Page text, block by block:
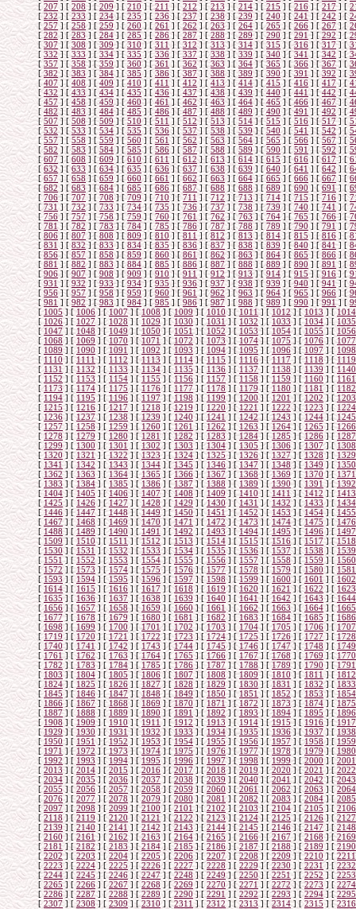
[ 207 ] [ 208] [209 ] [ 210] [211 ] [ 212 ] [213 ] [ 214] [215 ] [216 ] [217] [
[232] [233 ] [ 234] [235] [ 236] [237] [ 238] [239] [ 240] [241 ] [242 ] [
[257 ] [ 258] [ 259 ] [260] [ 261 ] [262 ] [ 263] [ 264 ] [265] [266 ] [ 267] [
[ 282] [283] [284] [285] [ 286] [ 287 ] [288] [289] [290 ] [291 ] [292] [
[ 307] [ 308 ] [309] [310] [ 311] [312] [313] [314 ] [ 315] [316 ] [317] [
[ 332] [ 333 ] [ 334] [ 335 ] [ 336 ] [337 ] [338] [339 ] [ 340 ] [341 ] [342 ] [
[ 357] [ 358] [359] [ 360] [361 ] [ 362] [363 ] [ 364] [365 ] [366 ] [367] [
[382] [383 ] [384] [385] [386] [387] [ 388] [389] [ 390] [391 ] [392] [
[407 ] [ 408 ] [ 409] [410 ] [411 ] [ 412 ] [413] [ 414] [ 415 ] [416 ] [ 417] [
[432 ] [433 ] [ 434 ] [435] [ 436] [ 437 ] [438 ] [ 439] [440] [ 441] [442 ] [
[ 457] [ 458] [459 ] [460] [ 461] [462] [ 463] [464 ] [ 465 ] [466 ] [467] [
[ 482] [ 483 ] [484] [ 485 ] [ 486] [487 ] [488] [489 ] [ 490 ] [491 ] [492 ] [
[507] [ 508] [509 ] [ 510] [511 ] [ 512] [513 ] [ 514] [515] [516 ] [517] [
[532] [ 533 ] [534 ] [535 ] [536] [537] [ 538 ] [539 ] [ 540] [541 ] [ 542] [
[ 557] [ 558] [ 559] [560 ] [ 561] [ 562 ] [563] [564] [565 ] [566 ] [ 567 ] [
[582 ] [583] [ 584 ] [585] [ 586 ] [587 ] [588 ] [ 589] [590] [ 591] [592 ] [
[607] [ 608] [609] [ 610] [ 611] [612] [ 613 ] [614] [615] [616 ] [617] [
[ 632] [ 633 ] [634] [635 ] [ 636] [637] [638] [639 ] [ 640 ] [641 ] [ 642 ] [
[657] [ 658 ] [ 659 ] [660 ] [661] [662] [663 ] [ 664] [ 665] [ 666 ] [ 667 ] [
[ 682 ] [ 683] [684 ] [685 ] [686] [ 687] [688 ] [ 688 ] [689 ] [690 ] [ 691] [
[706] [707 ] [ 708] [709] [ 710] [711 ] [712] [713 ] [ 714 ] [715 ] [716 ] [
[731 ] [ 732] [ 733 ] [734] [ 735 ] [736 ] [ 737] [ 738 ] [739] [740 ] [741 ] [
[756] [757] [758] [759] [ 760] [ 761 ] [762] [763] [764] [ 765] [766] [
[ 781] [782 ] [783] [784] [ 785 ] [786] [787] [788 ] [ 789 ] [790] [791] [
[ 806 ] [ 807 ] [ 808 ] [ 809 ] [810] [811 ] [812 ] [813] [ 814] [ 815 ] [816 ] [
[ 831 ] [ 832] [833 ] [ 834] [835 ] [ 836 ] [837 ] [ 838 ] [839 ] [840 ] [841] [
[856] [857 ] [ 858] [859] [ 860] [861] [ 862] [863] [ 864] [865 ] [866 ] [
[881 ] [ 882] [ 883 ] [884] [ 885 ] [886 ] [ 887] [ 888 ] [889] [890 ] [ 891 ] [
[ 906] [907] [908] [909] [ 910] [ 911 ] [912] [913] [914 ] [915] [916] [
[ 931] [ 932 ] [933] [934] [ 935] [936] [937] [938 ] [ 939 ] [940 ] [941] [
[ 956] [ 957 ] [ 958] [ 959 ] [ 960 ] [961 ] [962] [963 ] [ 964] [965 ] [966 ] [
[ 981 ] [ 982] [983] [ 984] [985 ] [ 986] [987 ] [ 988 ] [989 ] [990 ] [991] [
[1005] [1006] [1007] [1008] [1009] [ 1010] [1011] [1012] [ 1013 ] [1014
[ 1026] [1027 ] [ 1028 ] [1029] [1030] [ 1031] [ 1032] [1033] [1034 ] [ 1035
[1047 ] [ 1048 ] [ 1049 ] [1050] [ 1051] [ 1052 ] [ 1053] [1054 ] [1055] [ 1056
[ 1068] [ 1069 ] [1070] [1071 ] [1072 ] [ 1073] [1074] [1075] [1076 ] [1077
[ 1089] [ 1090] [1091 ] [1092 ] [1093 ] [ 1094] [1095] [ 1096] [1097 ] [1098
[1110 ] [1111] [ 1112 ] [1113] [1114] [1115 ] [1116] [1117] [ 1118] [1119
[1131 ] [ 1132] [1133] [1134] [1135 ] [ 1136] [1137] [ 1138] [1139 ] [1140
[ 1152 ] [1153 ] [ 1154 ] [1155 ] [1156] [1157] [1158] [ 1159] [1160] [ 1161
[1173 ] [ 1174 ] [ 1175 ] [1176] [ 1177] [1178 ] [ 1179] [1180 ] [ 1181] [ 1182
[1194] [1195 ] [1196 ] [1197] [1198] [1199 ] [1200] [1201] [1202] [1203
[ 1215] [ 1216] [1217 ] [ 1218 ] [1219 ] [ 1220] [1221 ] [ 1222] [1223 ] [1224
[1236] [1237] [ 1238 ] [1239 ] [ 1240] [ 1241 ] [1242] [1243 ] [1244 ] [ 1245
[ 1257 ] [ 1258] [ 1259] [ 1260 ] [1261 ] [1262 ] [1263 ] [1264] [1265 ] [1266
[ 1278] [ 1279 ] [1280] [1281] [1282 ] [ 1283] [1284] [1285] [1286 ] [ 1287
[1299] [ 1300] [ 1301 ] [1302] [1303 ] [1304] [ 1305] [1306] [1307] [ 1308
[1320 ] [1321 ] [1322 ] [1323] [ 1324] [1325] [1326] [ 1327] [1328] [1329
[ 1341] [ 1342 ] [1343] [1344 ] [1345 ] [ 1346] [1347] [ 1348] [1349 ] [1350
[ 1362] [1363] [1364 ] [1365 ] [ 1366] [ 1367] [ 1368] [1369 ] [1370 ] [ 1371
[ 1383 ] [1384] [ 1385 ] [1386 ] [1387] [1388 ] [ 1389 ] [1390] [ 1391 ] [1392
[1404] [ 1405 ] [1406] [1407] [1408] [ 1409] [1410] [1411] [1412 ] [ 1413
[1425] [ 1426 ] [ 1427 ] [1428] [1429 ] [1430] [ 1431 ] [ 1432] [1433] [ 1434
[ 1446 ] [1447 ] [1448 ] [1449 ] [1450] [1451] [1452] [ 1453] [1454] [ 1455
[ 1467] [ 1468 ] [1469] [1470 ] [1471 ] [ 1472] [1473] [1474] [1475 ] [1476
[ 1488] [ 1489 ] [1490 ] [1491 ] [1492 ] [ 1493] [1494] [1495] [1496 ] [ 1497
[ 1509] [1510] [ 1511 ] [1512 ] [1513 ] [1514 ] [1515 ] [1516] [ 1517] [1518
[1530] [1531 ] [1532] [1533] [1534] [ 1535] [1536] [1537] [ 1538 ] [1539
[ 1551 ] [1552 ] [ 1553 ] [1554] [1555] [ 1556] [ 1557] [1558] [1559 ] [ 1560
[1572 ] [ 1573 ] [ 1574] [1575] [ 1576] [ 1577 ] [ 1578] [1579 ] [1580] [ 1581
[ 1593] [ 1594] [1595] [1596 ] [1597 ] [ 1598] [1599] [1600] [1601 ] [1602
[ 1614] [ 1615] [1616 ] [1617 ] [1618 ] [ 1619] [1620] [ 1621] [1622 ] [1623
[1635 ] [1636] [ 1637 ] [1638] [1639] [1640 ] [1641] [1642] [ 1643] [1644
[1656 ] [ 1657] [1658] [1659] [1660 ] [ 1661 ] [1662] [ 1663] [1664 ] [1665
[ 1677 ] [1678 ] [ 1679 ] [1680 ] [1681 ] [1682] [1683] [ 1684] [1685 ] [ 1686
[1698 ] [ 1699 ] [ 1700 ] [1701] [ 1702] [1703 ] [ 1704] [1705 ] [ 1706] [ 1707
[1719] [1720 ] [1721 ] [1722] [1723] [1724] [1725] [1726] [1727] [1728
[ 1740] [ 1741] [1742 ] [ 1743 ] [1744 ] [ 1745] [1746 ] [ 1747] [1748 ] [1749
[1761] [1762] [ 1763 ] [1764] [ 1765] [ 1766 ] [1767] [1768 ] [1769 ] [ 1770
[ 1782 ] [ 1783] [ 1784] [ 1785 ] [1786 ] [1787 ] [1788 ] [1789] [1790] [1791
[ 1803] [ 1804 ] [1805] [1806] [1807 ] [ 1808] [1809] [1810] [1811 ] [ 1812
[1824] [ 1825] [ 1826 ] [1827] [1828 ] [1829] [ 1830] [1831 ] [1832] [ 1833
[1845 ] [1846] [1847 ] [1848] [ 1849] [1850] [1851 ] [ 1852] [1853] [1854
[ 1866] [ 1867] [1868] [1869 ] [1870 ] [ 1871] [1872] [ 1873] [1874 ] [1875
[ 1887] [1888] [1889 ] [1890 ] [ 1891 ] [ 1892] [ 1893] [1894 ] [1895 ] [ 1896
[ 1908 ] [1909] [ 1910 ] [1911 ] [1912 ] [1913 ] [ 1914] [1915] [ 1916] [1917
[1929] [ 1930 ] [1931 ] [1932] [1933] [ 1934] [1935] [1936] [1937 ] [ 1938
[1950] [ 1951 ] [ 1952 ] [1953] [1954 ] [1955] [ 1956] [ 1957] [1958] [ 1959
[ 1971 ] [1972 ] [1973 ] [1974 ] [1975] [1976] [1977] [ 1978] [1979] [ 1980
[ 1992] [ 1993 ] [1994] [1995 ] [1996 ] [ 1997] [1998] [1999] [2000 ] [2001
[ 2013] [ 2014 ] [2015 ] [2016 ] [2017 ] [ 2018] [2019 ] [2020] [2021 ] [ 2022
[ 2034] [2035] [ 2036 ] [2037 ] [2038 ] [2039 ] [2040 ] [2041 ] [2042] [2043
[2055] [2056] [2057] [2058] [2059] [ 2060] [2061] [2062] [ 2063 ] [2064
[2076] [2077 ] [2078 ] [2079] [2080] [ 2081] [ 2082] [2083] [2084 ] [ 2085
[2097 ] [2098 ] [ 2099 ] [2100] [ 2101] [2102 ] [ 2103] [2104 ] [2105] [ 2106
[ 2118] [ 2119 ] [2120] [2121 ] [2122 ] [ 2123] [2124] [2125] [2126 ] [2127
[ 2139] [ 2140] [2141 ] [2142 ] [2143 ] [ 2144] [2145] [2146] [2147 ] [2148
[2160 ] [2161] [ 2162 ] [2163] [2164] [2165 ] [2166] [2167] [ 2168] [2169
[2181 ] [ 2182] [2183] [2184] [2185 ] [ 2186] [2187] [ 2188] [2189 ] [2190
[ 2202 ] [2203 ] [2204 ] [2205 ] [2206] [2207] [2208] [2209] [2210] [ 2211
[2223 ] [2224 ] [ 2225 ] [2226] [ 2227] [2228 ] [ 2229] [2230 ] [ 2231] [ 2232
[2244] [2245 ] [2246 ] [2247] [2248] [2249 ] [2250] [2251] [2252] [2253
[ 2265] [ 2266] [2267 ] [ 2268 ] [2269 ] [ 2270] [2271 ] [2272] [2273 ] [2274
[2286] [2287] [ 2288 ] [2289 ] [ 2290] [ 2291 ] [2292] [2293 ] [2294 ] [2295
[ 2307 ] [ 2308] [ 2309] [ 2310 ] [2311 ] [2312 ] [2313 ] [2314] [2315 ] [2316